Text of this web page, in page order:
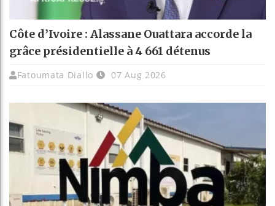
Côte d’Ivoire : Alassane Ouattara accorde la
grâce présidentielle à 4 661 détenus
Fatoumata Diallo 07 Aug 2026